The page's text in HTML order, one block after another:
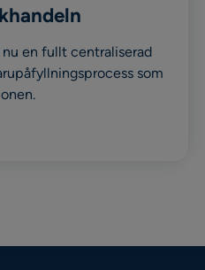
en fullt centraliserad
som